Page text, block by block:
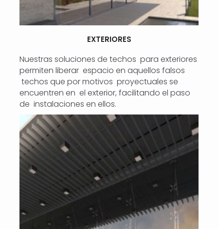
EXTERIORES
Nuestras soluciones de techos para exteriores
permiten liberar espacio en aquellos falsos
techos que por motivos proyectuales se
encuentren en el exterior, facilitando el paso
de instalaciones en ellos.